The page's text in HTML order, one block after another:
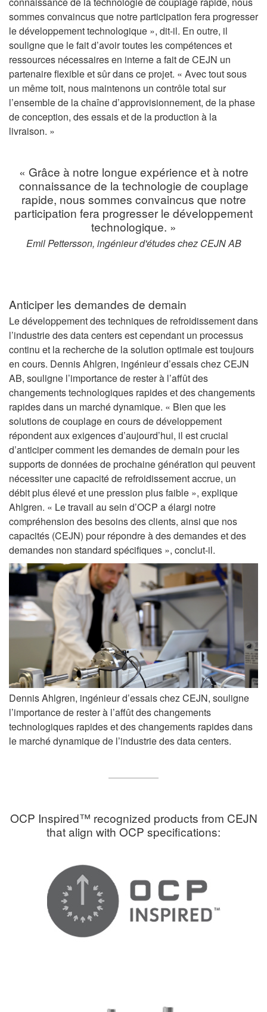
sommes convaincus que notre participation fera progresser
le développement technologique », dit-il. En outre, il
souligne que le fait d’avoir toutes les compétences et
ressources nécessaires en interne a fait de CEJN un
partenaire flexible et sûr dans ce projet. « Avec tout sous
un même toit, nous maintenons un contrôle total sur
l’ensemble de la chaîne d’approvisionnement, de la phase
de conception, des essais et de la production à la
livraison. »
« Grâce à notre longue expérience et à notre
connaissance de la technologie de couplage
rapide, nous sommes convaincus que notre
participation fera progresser le développement
technologique. »
Emil Pettersson, ingénieur d'études chez CEJN AB
Anticiper les demandes de demain
Le développement des techniques de refroidissement dans
l’industrie des data centers est cependant un processus
continu et la recherche de la solution optimale est toujours
en cours. Dennis Ahlgren, ingénieur d’essais chez CEJN
AB, souligne l’importance de rester à l’affût des
changements technologiques rapides et des changements
rapides dans un marché dynamique. « Bien que les
solutions de couplage en cours de développement
répondent aux exigences d’aujourd’hui, il est crucial
d’anticiper comment les demandes de demain pour les
supports de données de prochaine génération qui peuvent
nécessiter une capacité de refroidissement accrue, un
débit plus élevé et une pression plus faible », explique
Ahlgren. « Le travail au sein d’OCP a élargi notre
compréhension des besoins des clients, ainsi que nos
capacités (CEJN) pour répondre à des demandes et des
demandes non standard spécifiques », conclut-il.
Dennis Ahlgren, ingénieur d’essais chez CEJN, souligne
l’importance de rester à l’affût des changements
technologiques rapides et des changements rapides dans
le marché dynamique de l’industrie des data centers.
OCP Inspired™ recognized products from CEJN
that align with OCP specifications: